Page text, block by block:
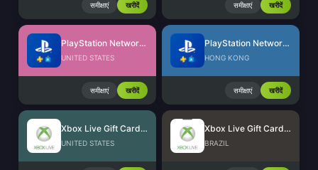
समीक्षाएं खरीदें समीक्षाएं खरीदें
PlayStation Network Card (US)
UNITED STATES
समीक्षाएं खरीदें
PlayStation Network Card (HK)
HONG KONG
समीक्षाएं खरीदें
Xbox Live Gift Card (US)
UNITED STATES
Xbox Live Gift Card (BR)
BRAZIL